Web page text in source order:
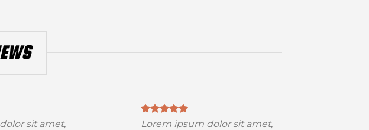
Lorem ipsum dolor sit amet,
Lorem ipsum dolor sit amet,